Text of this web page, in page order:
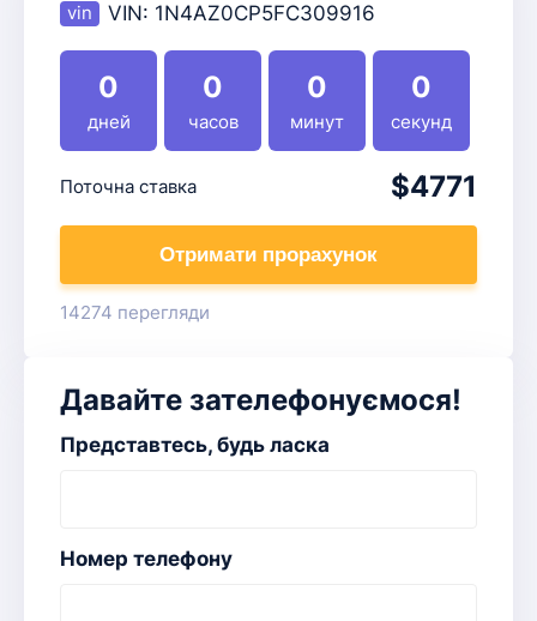
VIN: 1N4AZ0CP5FC309916
0
дней
0
часов
0
минут
0
секунд
Поточна ставка $4771
Отримати прорахунок
14274 перегляди
Давайте зателефонуємося!
Представтесь, будь ласка
Номер телефону